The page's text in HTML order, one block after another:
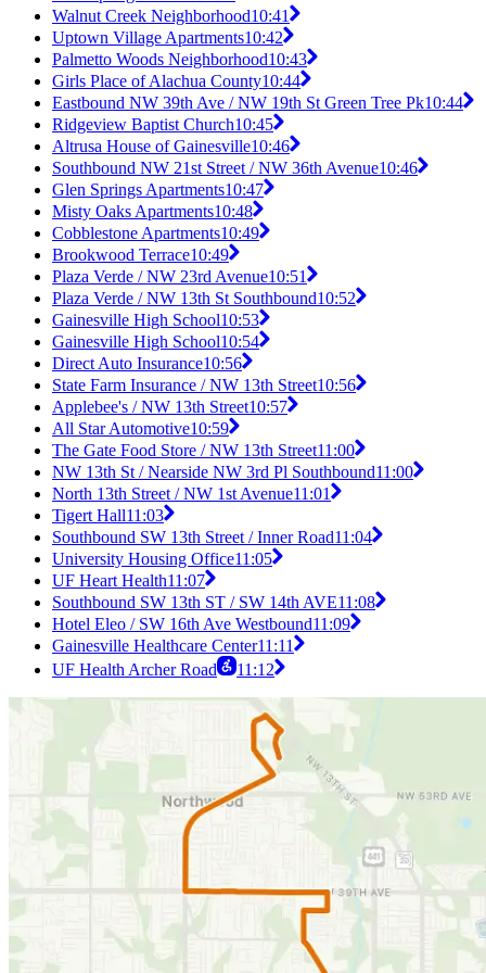
Walnut Creek Neighborhood10:41
Uptown Village Apartments10:42
Palmetto Woods Neighborhood10:43
Girls Place of Alachua County10:44
Eastbound NW 39th Ave / NW 19th St Green Tree Pk10:44
Ridgeview Baptist Church10:45
Altrusa House of Gainesville10:46
Southbound NW 21st Street / NW 36th Avenue10:46
Glen Springs Apartments10:47
Misty Oaks Apartments10:48
Cobblestone Apartments10:49
Brookwood Terrace10:49
Plaza Verde / NW 23rd Avenue10:51
Plaza Verde / NW 13th St Southbound10:52
Gainesville High School10:53
Gainesville High School10:54
Direct Auto Insurance10:56
State Farm Insurance / NW 13th Street10:56
Applebee's / NW 13th Street10:57
All Star Automotive10:59
The Gate Food Store / NW 13th Street11:00
NW 13th St / Nearside NW 3rd Pl Southbound11:00
North 13th Street / NW 1st Avenue11:01
Tigert Hall11:03
Southbound SW 13th Street / Inner Road11:04
University Housing Office11:05
UF Heart Health11:07
Southbound SW 13th ST / SW 14th AVE11:08
Hotel Eleo / SW 16th Ave Westbound11:09
Gainesville Healthcare Center11:11
UF Health Archer Road
11:12